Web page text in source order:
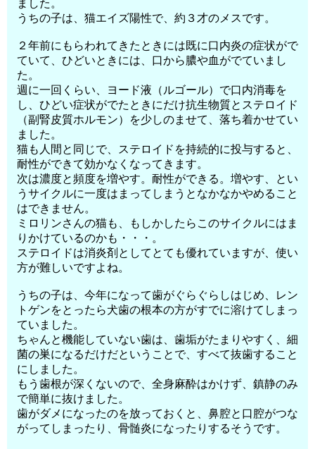
ました。
うちの子は、猫エイズ陽性で、約３才のメスです。
２年前にもらわれてきたときには既に口内炎の症状がで
ていて、ひどいときには、口から膿や血がでていまし
た。
週に一回くらい、ヨード液（ルゴール）で口内消毒を
し、ひどい症状がでたときにだけ抗生物質とステロイド
（副腎皮質ホルモン）を少しのませて、落ち着かせてい
ました。
猫も人間と同じで、ステロイドを持続的に投与すると、
耐性ができて効かなくなってきます。
次は濃度と頻度を増やす。耐性ができる。増やす、とい
うサイクルに一度はまってしまうとなかなかやめること
はできません。
ミロリンさんの猫も、もしかしたらこのサイクルにはま
りかけているのかも・・・。
ステロイドは消炎剤としてとても優れていますが、使い
方が難しいですよね。
うちの子は、今年になって歯がぐらぐらしはじめ、レン
トゲンをとったら犬歯の根本の方がすでに溶けてしまっ
ていました。
ちゃんと機能していない歯は、歯垢がたまりやすく、細
菌の巣になるだけだということで、すべて抜歯すること
にしました。
もう歯根が深くないので、全身麻酔はかけず、鎮静のみ
で簡単に抜けました。
歯がダメになったのを放っておくと、鼻腔と口腔がつな
がってしまったり、骨髄炎になったりするそうです。